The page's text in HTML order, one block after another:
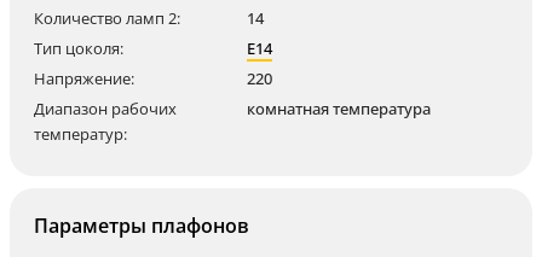
Количество ламп 2:
14
Тип цоколя:
E14
Напряжение:
220
Диапазон рабочих
температур:
комнатная температура
Параметры плафонов